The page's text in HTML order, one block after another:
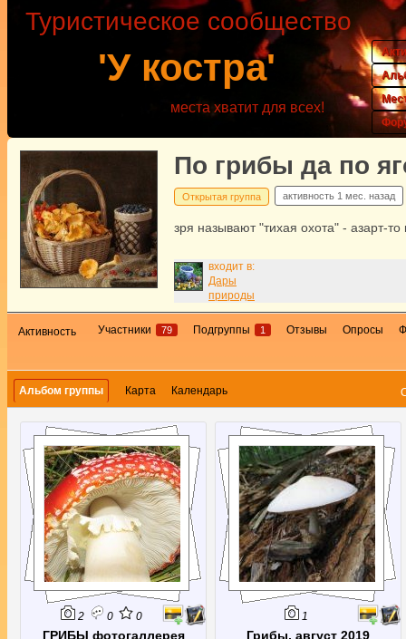
'У костра'
Туристическое сообщество
места хватит для всех!
По грибы да по
Открытая группа активность 1 мес. назад
зря называют "тихая охота" - азарт-то
входит в:
Дары
природы
Активность Участники 79 Подгруппы 1 Отзывы Опросы
Альбом группы Карта Календарь
2 0 0
ГРИБЫ фотогаллерея
1
Грибы, август 2019